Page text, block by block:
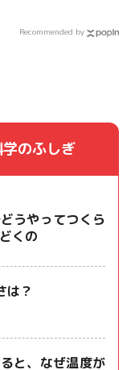
Recommended by
学のふしぎ
うやってつくら
くの
は？
と、なぜ温度が